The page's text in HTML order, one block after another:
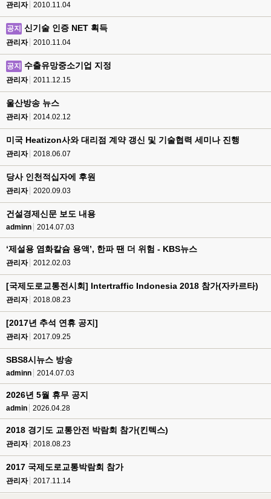
관리자 2010.11.04
공지 신기술 인증 NET 획득
관리자 2010.11.04
공지 수출유망중소기업 지정
관리자 2011.12.15
울산방송 뉴스
관리자 2014.02.12
미국 Heatizon사와 대리점 계약 갱신 및 기술협력 세미나 진행
관리자 2018.06.07
당사 인천적십자에 후원
관리자 2020.09.03
건설경제신문 보도 내용
adminn 2014.07.03
‘제설용 염화칼슘 용액’, 한파 땐 더 위험 - KBS뉴스
관리자 2012.02.03
[국제도로교통전시회] Intertraffic Indonesia 2018 참가(자카르타)
관리자 2018.08.23
[2017년 추석 연휴 공지]
관리자 2017.09.25
SBS8시뉴스 방송
adminn 2014.07.03
2026년 5월 휴무 공지
admin 2026.04.28
2018 경기도 교통안전 박람회 참가(킨텍스)
관리자 2018.08.23
2017 국제도로교통박람회 참가
관리자 2017.11.14